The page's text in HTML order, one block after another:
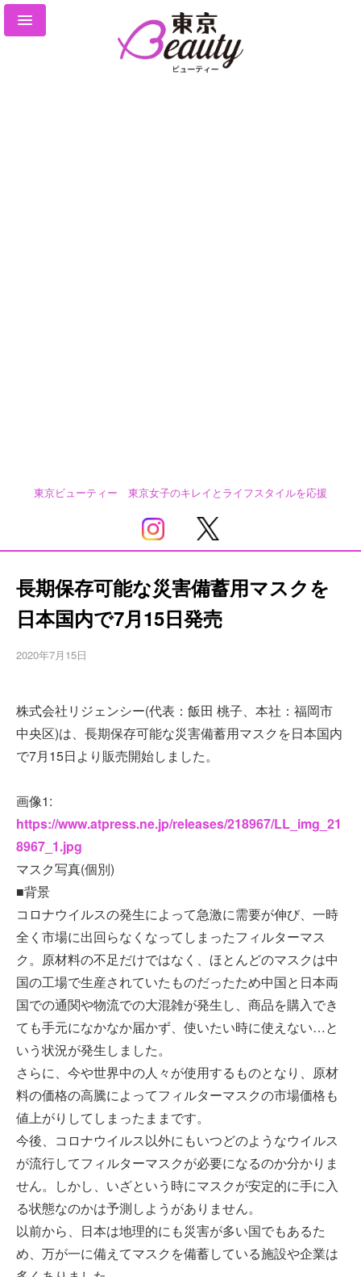
東京ビューティー 東京女子のキレイとライフスタイルを応援
長期保存可能な災害備蓄用マスクを
日本国内で7月15日発売
2020年7月15日
株式会社リジェンシー(代表：飯田 桃子、本社：福岡市
中央区)は、長期保存可能な災害備蓄用マスクを日本国内
で7月15日より販売開始しました。
画像1:
https://www.atpress.ne.jp/releases/218967/LL_img_21
8967_1.jpg
マスク写真(個別)
■背景
コロナウイルスの発生によって急激に需要が伸び、一時
全く市場に出回らなくなってしまったフィルターマス
ク。原材料の不足だけではなく、ほとんどのマスクは中
国の工場で生産されていたものだったため中国と日本両
国での通関や物流での大混雑が発生し、商品を購入でき
ても手元になかなか届かず、使いたい時に使えない…と
いう状況が発生しました。
さらに、今や世界中の人々が使用するものとなり、原材
料の価格の高騰によってフィルターマスクの市場価格も
値上がりしてしまったままです。
今後、コロナウイルス以外にもいつどのようなウイルス
が流行してフィルターマスクが必要になるのか分かりま
せん。しかし、いざという時にマスクが安定的に手に入
る状態なのかは予測しようがありません。
以前から、日本は地理的にも災害が多い国でもあるた
め、万が一に備えてマスクを備蓄している施設や企業は